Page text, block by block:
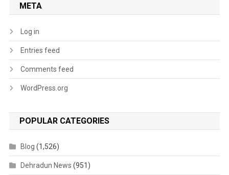
META
Log in
Entries feed
Comments feed
WordPress.org
POPULAR CATEGORIES
Blog (1,526)
Dehradun News (951)